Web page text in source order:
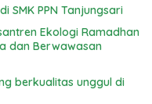
SMK PPN Tanjungsari
Ekologi Ramadhan
dan Berwawasan
berkualitas unggul di